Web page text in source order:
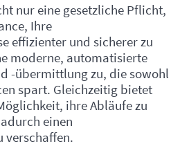
nur eine gesetzliche Pflicht,
Ihre
effizienter und sicherer zu
moderne, automatisierte
-übermittlung zu, die sowohl
spart. Gleichzeitig bietet
ihre Abläufe zu
einen
verschaffen.